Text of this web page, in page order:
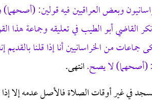
وبعض العراقيين فيه قولين:
القاضي أبو الطيب في تعليقه وجماعة
جماعات من الخراسانيين أنا إذا قلنا
(أصحهما) لا يصح.انتهى.
في غير أوقات الصلاة فالأصل عدمه إلا